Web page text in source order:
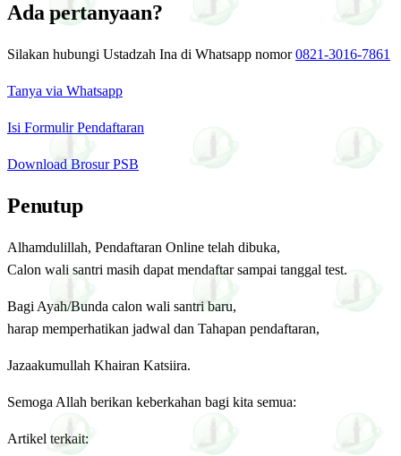
Ada pertanyaan?
Silakan hubungi Ustadzah Ina di Whatsapp nomor0821-3016-7861
Tanya via Whatsapp
Isi Formulir Pendaftaran
Download Brosur PSB
Penutup
Alhamdulillah, Pendaftaran Online telah dibuka,
Calon wali santri masih dapat mendaftar sampai tanggal test.
Bagi Ayah/Bunda calon wali santri baru,
harap memperhatikan jadwal dan Tahapan pendaftaran,
Jazaakumullah Khairan Katsiira.
Semoga Allah berikan keberkahan bagi kita semua:
Artikel terkait: